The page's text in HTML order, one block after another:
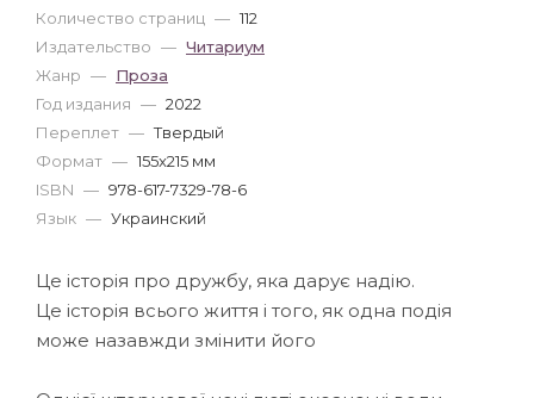
Количество страниц — 112
Издательство — Читариум
Жанр — Проза
Год издания — 2022
Переплет — Твердый
Формат — 155x215 мм
ISBN — 978-617-7329-78-6
Язык — Украинский
Це історія про дружбу, яка дарує надію.
Це історія всього життя і того, як одна подія
може назавжди змінити його